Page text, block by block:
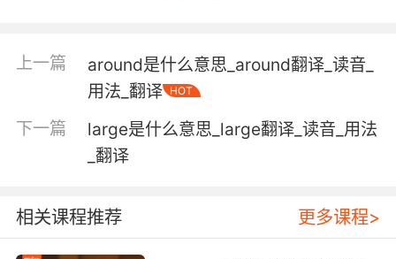
riverine adj. 河的，河流的，河边的;
riverside n. 河边，河畔;沿河地段; adj. 河边的，
riverward adj. 向河的; adv. 向河地;
riverweed n. 河苔草属植物（产于北美洲）;
upriver adj. 上游的，向水源的; adv. 在上游，向
上游，从上游;
上一篇
around是什么意思_around翻译_读音_
用法_翻译
HOT
下一篇
large是什么意思_large翻译_读音_用法
_翻译
相关课程推荐 更多课程>